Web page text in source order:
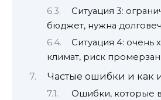
Ситуация 3:
бюджет, нужна
Ситуация 4: очень
климат, риск
Частые ошибки и как
Ошибки, которые